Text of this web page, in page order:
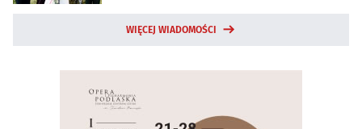
WIĘCEJ WIADOMOŚCI